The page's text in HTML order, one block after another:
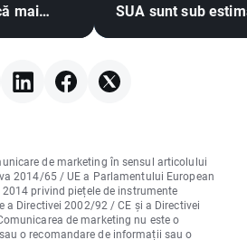
mai
dobânzii?
SUA sunt sub
de marketing în sensul articolului
2014/65 / UE a Parlamentului European
privind piețele de instrumente
a Directivei 2002/92 / CE și a Directivei
de marketing nu este o
o recomandare de informații sau o